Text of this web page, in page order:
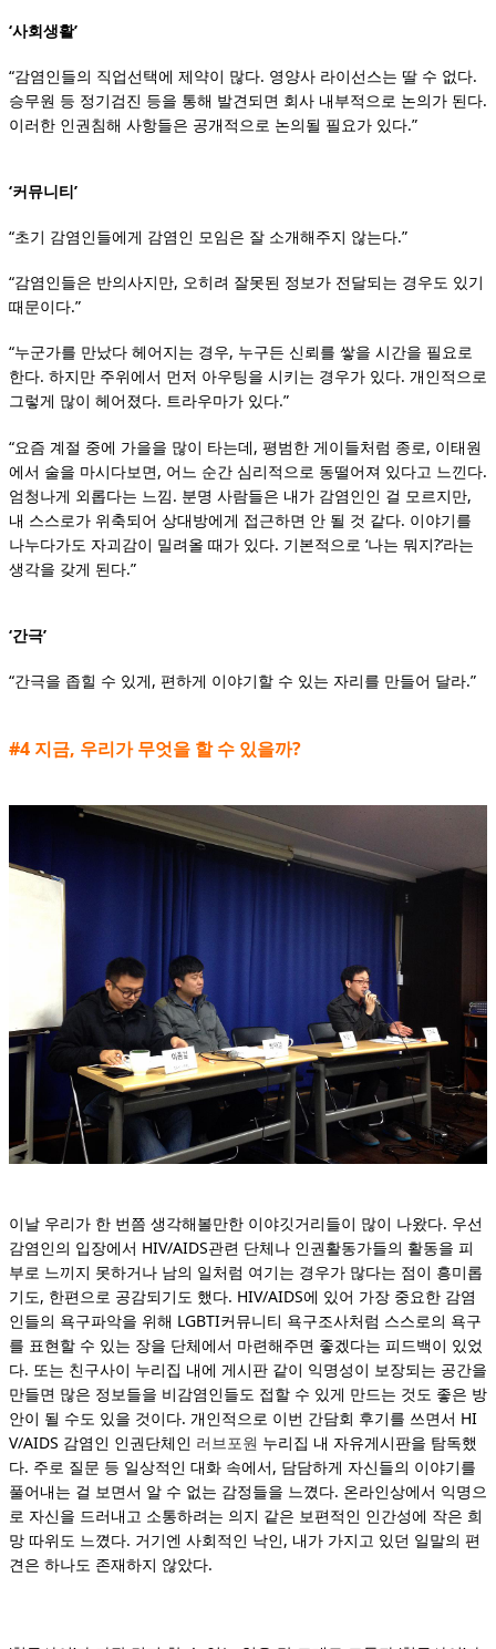
‘사회생활’
“감염인들의 직업선택에 제약이 많다. 영양사 라이선스는 딸 수 없다.
승무원 등 정기검진 등을 통해 발견되면 회사 내부적으로 논의가 된다.
이러한 인권침해 사항들은 공개적으로 논의될 필요가 있다.”
‘커뮤니티’
“초기 감염인들에게 감염인 모임은 잘 소개해주지 않는다.”
“감염인들은 반의사지만, 오히려 잘못된 정보가 전달되는 경우도 있기
때문이다.”
“누군가를 만났다 헤어지는 경우, 누구든 신뢰를 쌓을 시간을 필요로
한다. 하지만 주위에서 먼저 아우팅을 시키는 경우가 있다. 개인적으로
그렇게 많이 헤어졌다. 트라우마가 있다.”
“요즘 계절 중에 가을을 많이 타는데, 평범한 게이들처럼 종로, 이태원
에서 술을 마시다보면, 어느 순간 심리적으로 동떨어져 있다고 느낀다.
엄청나게 외롭다는 느낌. 분명 사람들은 내가 감염인인 걸 모르지만,
내 스스로가 위축되어 상대방에게 접근하면 안 될 것 같다. 이야기를
나누다가도 자괴감이 밀려올 때가 있다. 기본적으로 ‘나는 뭐지?’라는
생각을 갖게 된다.”
‘간극’
“간극을 좁힐 수 있게, 편하게 이야기할 수 있는 자리를 만들어 달라.”
#4 지금, 우리가 무엇을 할 수 있을까?
이날 우리가 한 번쯤 생각해볼만한 이야깃거리들이 많이 나왔다. 우선
감염인의 입장에서 HIV/AIDS관련 단체나 인권활동가들의 활동을 피
부로 느끼지 못하거나 남의 일처럼 여기는 경우가 많다는 점이 흥미롭
기도, 한편으로 공감되기도 했다. HIV/AIDS에 있어 가장 중요한 감염
인들의 욕구파악을 위해 LGBTI커뮤니티 욕구조사처럼 스스로의 욕구
를 표현할 수 있는 장을 단체에서 마련해주면 좋겠다는 피드백이 있었
다. 또는 친구사이 누리집 내에 게시판 같이 익명성이 보장되는 공간을
만들면 많은 정보들을 비감염인들도 접할 수 있게 만드는 것도 좋은 방
안이 될 수도 있을 것이다. 개인적으로 이번 간담회 후기를 쓰면서 HI
V/AIDS 감염인 인권단체인 러브포원 누리집 내 자유게시판을 탐독했
다. 주로 질문 등 일상적인 대화 속에서, 담담하게 자신들의 이야기를
풀어내는 걸 보면서 알 수 없는 감정들을 느꼈다. 온라인상에서 익명으
로 자신을 드러내고 소통하려는 의지 같은 보편적인 인간성에 작은 희
망 따위도 느꼈다. 거기엔 사회적인 낙인, 내가 가지고 있던 일말의 편
견은 하나도 존재하지 않았다.